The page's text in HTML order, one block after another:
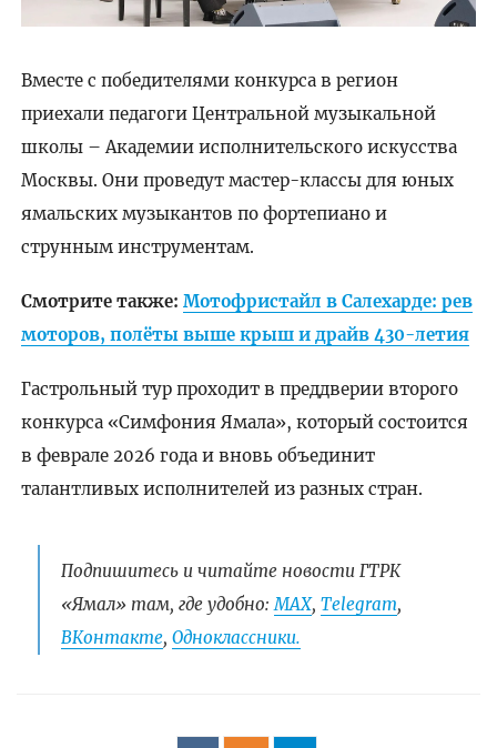
Вместе с победителями конкурса в регион
приехали педагоги Центральной музыкальной
школы – Академии исполнительского искусства
Москвы. Они проведут мастер-классы для юных
ямальских музыкантов по фортепиано и
струнным инструментам.
Смотрите также: Мотофристайл в Салехарде: рев
моторов, полёты выше крыш и драйв 430-летия
Гастрольный тур проходит в преддверии второго
конкурса «Симфония Ямала», который состоится
в феврале 2026 года и вновь объединит
талантливых исполнителей из разных стран.
Подпишитесь и читайте новости ГТРК
«Ямал» там, где удобно:МАХ, Telegram,
ВКонтакте, Одноклассники.